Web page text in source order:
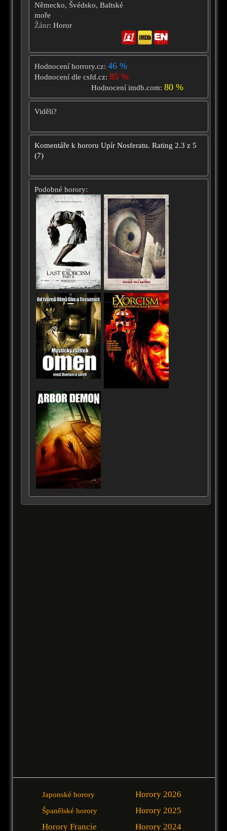
Německo, Švédsko, Baltské
moře
Žánr: Horor
Hodnocení horrory.cz: 46 %
Hodnocení dle csfd.cz: 85 %
Hodnocení imdb.com:80 %
Viděli?
Komentáře k hororu Upír Nosferatu. Rating 2.3 z 5
(7)
Podobné horory:
Japonské horory
Španělské horory
Horory Francie
Horory 2026
Horory 2025
Horory 2024